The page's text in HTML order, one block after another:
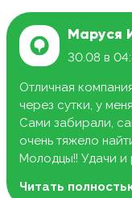
Маруся
30.08 в
Отличная
через сутки, у
Сами забирали,
очень тяжело
Молодцы!! Удачи и
Читать